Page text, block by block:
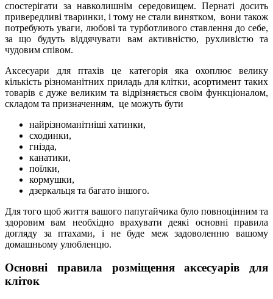
спостерігати за навколишнім середовищем. Пернаті досить
привередливі тваринки, і тому не стали винятком, вони також
потребують уваги, любові та турботливого ставлення до себе,
за що будуть віддячувати вам активністю, рухливістю та
чудовим співом.
Аксесуари для птахів це категорія яка охоплює велику
кількість різноманітних приладь для клітки, асортимент таких
товарів є дуже великим та відрізняється своїм функціоналом,
складом та призначенням, це можуть бути
найрізноманітніші хатинки,
сходинки,
гнізда,
канатики,
поїлки,
кормушки,
дзеркальця та багато іншого.
Для того щоб життя вашого папугайчика було повноцінним та
здоровим вам необхідно врахувати деякі основні правила
догляду за птахами, і не буде меж задоволенню вашому
домашньому улюбленцю.
Основні правила розміщення аксесуарів для
кліток